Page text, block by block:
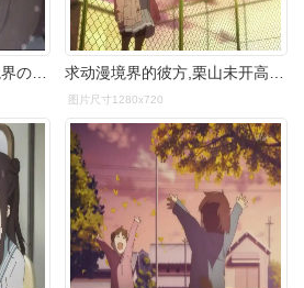
【4k】境界的彼方op《境界の彼方》超分辨率 求动漫境界的彼方,栗山未开高清大图
图片尺寸1280x720